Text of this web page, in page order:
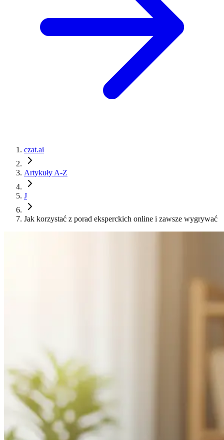
czat.ai
Artykuły A-Z
J
Jak korzystać z porad eksperckich online i zawsze wygrywać